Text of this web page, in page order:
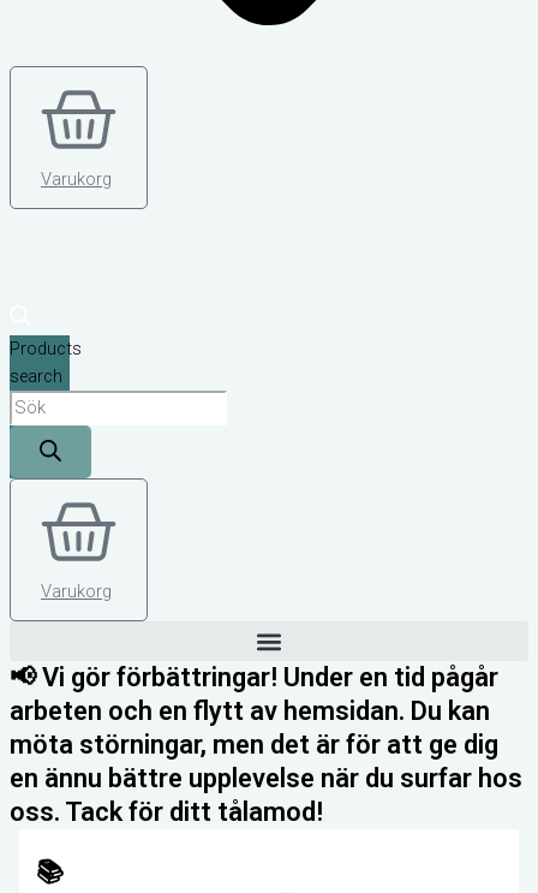
Varukorg
Products
search
Varukorg
📢 Vi gör förbättringar! Under en tid pågår
arbeten och en flytt av hemsidan. Du kan
möta störningar, men det är för att ge dig
en ännu bättre upplevelse när du surfar hos
oss. Tack för ditt tålamod!
📚